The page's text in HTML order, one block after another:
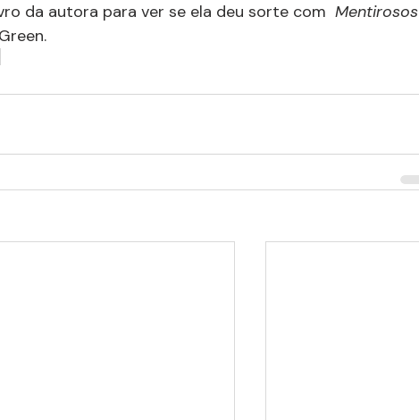
da autora para ver se ela deu sorte com Mentirosos